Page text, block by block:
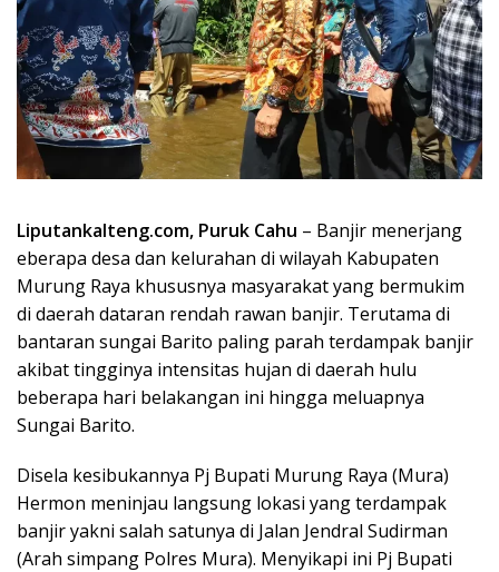
Liputankalteng.com, Puruk Cahu – Banjir menerjang
eberapa desa dan kelurahan di wilayah Kabupaten
Murung Raya khususnya masyarakat yang bermukim
di daerah dataran rendah rawan banjir. Terutama di
bantaran sungai Barito paling parah terdampak banjir
akibat tingginya intensitas hujan di daerah hulu
beberapa hari belakangan ini hingga meluapnya
Sungai Barito.
Disela kesibukannya Pj Bupati Murung Raya (Mura)
Hermon meninjau langsung lokasi yang terdampak
banjir yakni salah satunya di Jalan Jendral Sudirman
(Arah simpang Polres Mura). Menyikapi ini Pj Bupati